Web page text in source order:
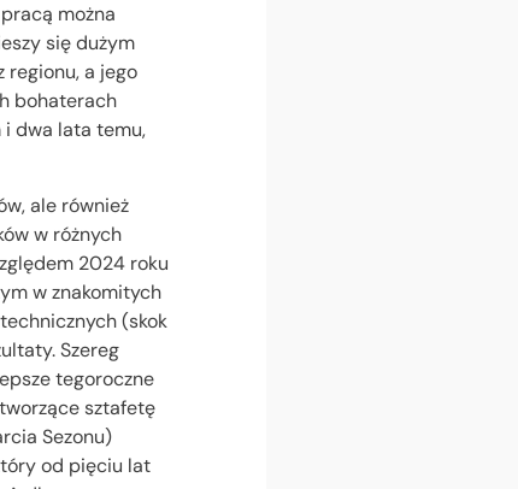
można
się dużym
regionu, a jego
bohaterach
i dwa lata temu,
ale również
w różnych
2024 roku
w znakomitych
(skok
Szereg
tegoroczne
sztafetę
Sezonu)
od pięciu lat